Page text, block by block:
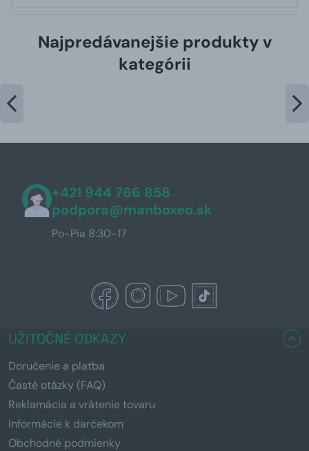
Najpredávanejšie produkty v
kategórii
+421 944 766 858
podpora@manboxeo.sk
Po-Pia 8:30-17
UŽITOČNÉ ODKAZY
Doručenie a platba
Časté otázky (FAQ)
Reklamácia a vrátenie tovaru
Informácie k darčekom
Obchodné podmienky